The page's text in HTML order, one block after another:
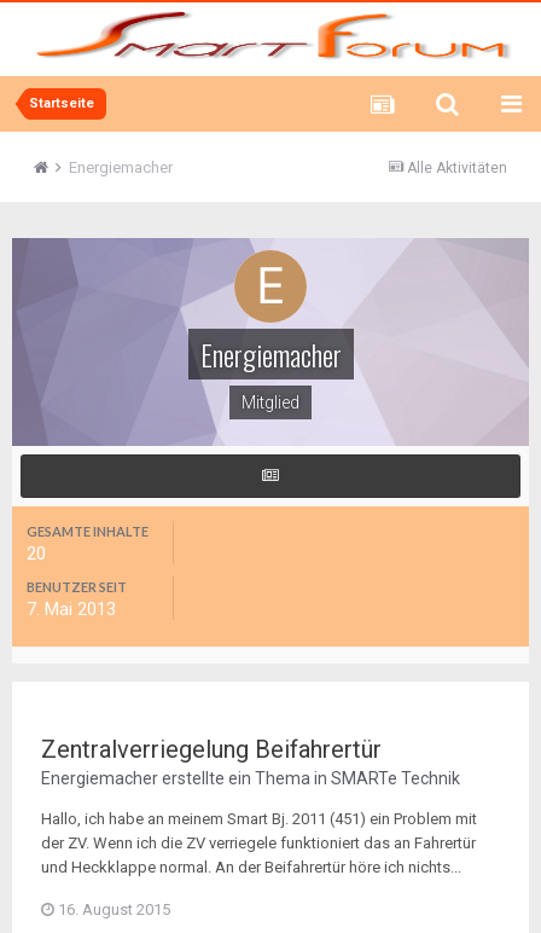
Startseite
Alle Aktivitäten
Energiemacher
Energiemacher
Mitglied
GESAMTE INHALTE
20
BENUTZER SEIT
7. Mai 2013
Zentralverriegelung Beifahrertür
Energiemachererstellte ein Thema in SMARTe Technik
Hallo, ich habe an meinem Smart Bj. 2011 (451) ein Problem mit
der ZV. Wenn ich die ZV verriegele funktioniert das an Fahrertür
und Heckklappe normal. An der Beifahrertür höre ich nichts...
16. August 2015